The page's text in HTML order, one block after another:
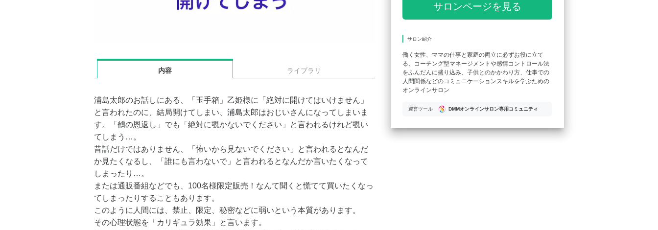
内容 ライブラリ
浦島太郎のお話しにある、「玉手箱」乙姫様に「絶対に開けてはいけません」
と言われたのに、結局開けてしまい、浦島太郎はおじいさんになってしまいま
す。「鶴の恩返し」でも「絶対に覗かないでください」と言われるけれど覗い
てしまう…。
昔話だけではありません、「怖いから見ないでください」と言われるとなんだ
か見たくなるし、「誰にも言わないで」と言われるとなんだか言いたくなって
しまったり…。
または通販番組などでも、100名様限定販売！なんて聞くと慌てて買いたくなっ
てしまったりすることもあります。
このように人間には、禁止、限定、秘密などに弱いという本質があります。
その心理状態を「カリギュラ効果」と言います。
サロンページを見る
サロン紹介
働く女性、ママの仕事と家庭の両立に必ずお役に立て
る、コーチング型マネージメントや感情コントロール法
をふんだんに盛り込み、子供とのかかわり方、仕事での
人間関係などのコミュニケーションスキルを学ぶための
オンラインサロン
運営ツール DMMオンラインサロン専用コミュニティ